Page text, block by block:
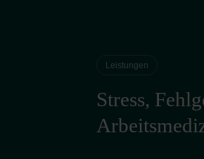
Leistungen
Stress,